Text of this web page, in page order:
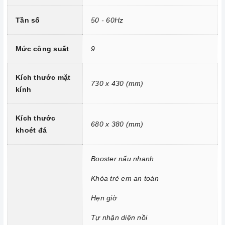
Đầu đốt EGO Made in Germany.
Công nghệ biến tần INVERTER tiết kiệm 40% điện năng.
Trang bị 9 dải công suất nấu.
Công nghệ hiện đại
Tính năng vượt trội
Chức năng Booster:
Giúp các thiết bị bếp gia tăng nhiệt
Tần số 50 - 60Hz
Mức công suất 9
Kích thước mặt
kính
730 x 430 (mm)
Kích thước
khoét đá
680 x 380 (mm)
Booster nấu nhanh
Khóa trẻ em an toàn
Hẹn giờ
Tự nhận diện nồi